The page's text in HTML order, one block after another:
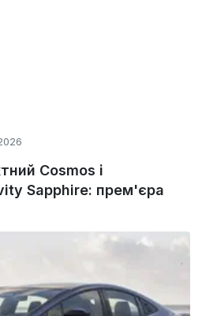
Cosmos і
Sapphire: прем'єра